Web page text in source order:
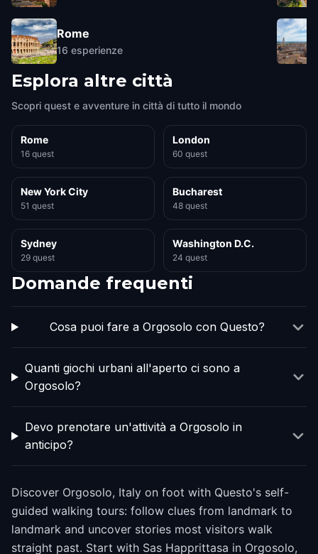
Rome
16 esperienze
Esplora altre città
Scopri quest e avventure in città di tutto il mondo
Rome
16 quest
London
60 quest
New York City
51 quest
Bucharest
48 quest
Sydney
29 quest
Washington D.C.
24 quest
Domande frequenti
Cosa puoi fare a Orgosolo con Questo?
Quanti giochi urbani all'aperto ci sono a
Orgosolo?
Devo prenotare un'attività a Orgosolo in
anticipo?
Discover Orgosolo, Italy on foot with Questo's self-
guided walking tours: follow clues from landmark to
landmark and uncover stories most visitors walk
straight past. Start with Sas Happrittasa in Orgosolo,